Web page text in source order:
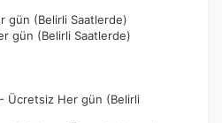
gün (Belirli Saatlerde)
gün (Belirli Saatlerde)
- Ücretsiz Her gün (Belirli